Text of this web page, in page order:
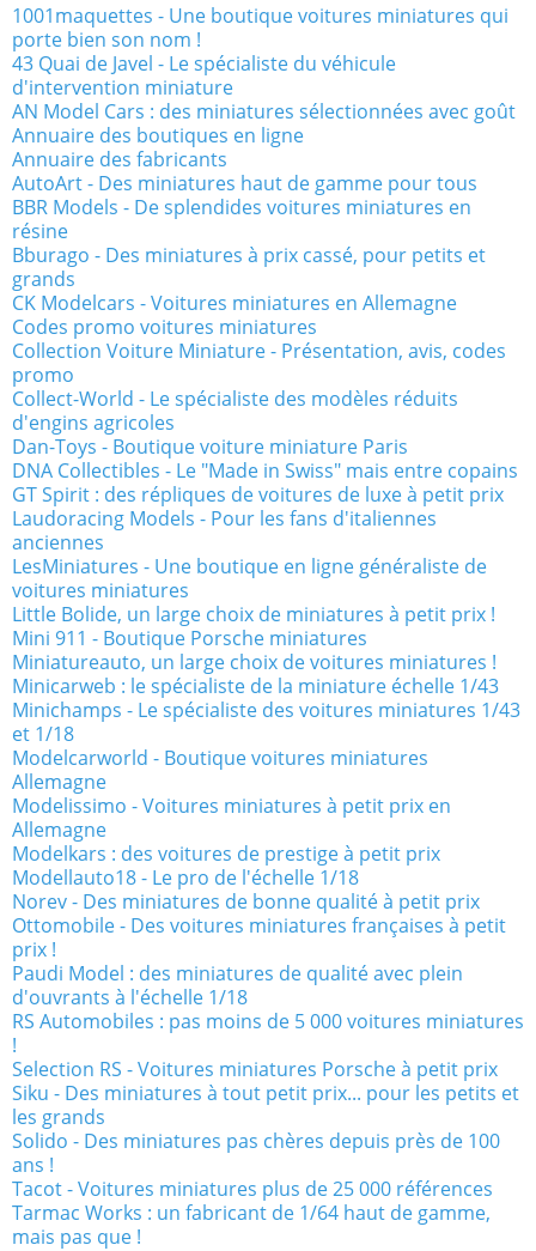
1001maquettes - Une boutique voitures miniatures qui
porte bien son nom !
43 Quai de Javel - Le spécialiste du véhicule
d'intervention miniature
AN Model Cars : des miniatures sélectionnées avec goût
Annuaire des boutiques en ligne
Annuaire des fabricants
AutoArt - Des miniatures haut de gamme pour tous
BBR Models - De splendides voitures miniatures en
résine
Bburago - Des miniatures à prix cassé, pour petits et
grands
CK Modelcars - Voitures miniatures en Allemagne
Codes promo voitures miniatures
Collection Voiture Miniature - Présentation, avis, codes
promo
Collect-World - Le spécialiste des modèles réduits
d'engins agricoles
Dan-Toys - Boutique voiture miniature Paris
DNA Collectibles - Le "Made in Swiss" mais entre copains
GT Spirit : des répliques de voitures de luxe à petit prix
Laudoracing Models - Pour les fans d'italiennes
anciennes
LesMiniatures - Une boutique en ligne généraliste de
voitures miniatures
Little Bolide, un large choix de miniatures à petit prix !
Mini 911 - Boutique Porsche miniatures
Miniatureauto, un large choix de voitures miniatures !
Minicarweb : le spécialiste de la miniature échelle 1/43
Minichamps - Le spécialiste des voitures miniatures 1/43
et 1/18
Modelcarworld - Boutique voitures miniatures
Allemagne
Modelissimo - Voitures miniatures à petit prix en
Allemagne
Modelkars : des voitures de prestige à petit prix
Modellauto18 - Le pro de l'échelle 1/18
Norev - Des miniatures de bonne qualité à petit prix
Ottomobile - Des voitures miniatures françaises à petit
prix !
Paudi Model : des miniatures de qualité avec plein
d'ouvrants à l'échelle 1/18
RS Automobiles : pas moins de 5 000 voitures miniatures
!
Selection RS - Voitures miniatures Porsche à petit prix
Siku - Des miniatures à tout petit prix... pour les petits et
les grands
Solido - Des miniatures pas chères depuis près de 100
ans !
Tacot - Voitures miniatures plus de 25 000 références
Tarmac Works : un fabricant de 1/64 haut de gamme,
mais pas que !